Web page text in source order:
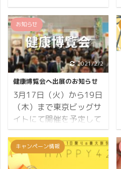
じわと暑さが増してきま
したね。 6月も終わり、
7月に入ればもう夏気分♪
いかがお過ごしでしょう
か。 CBDMANiA 涼夏キ
ャンペーン2022 が始
まります。 レジャーに旅
行に飲み会に、気軽に
CBDを使ってください
ね。 開催期間 35日間開
催 2022年6月27日(月)
から2022年7月31日
(日)19:00まで。 ※開催
期間内でのご注文が対象
お知らせ
2021/2/2
健康博覧会へ出展のお知らせ
3月17日（火）から19日
（木）まで東京ビッグサ
イトにて開催を予定して
おりました「健康博覧会
2020」は、新型コロナ
ウイルスに関し、出来う
キャンペーン情報